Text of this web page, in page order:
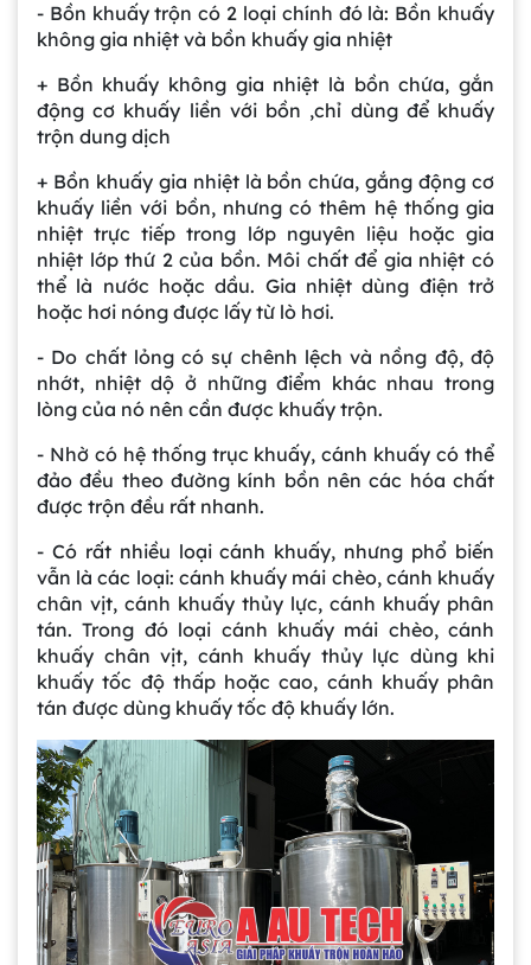
- Bồn khuấy trộn có 2 loại chính đó là: Bồn khuấy
không gia nhiệt và bồn khuấy gia nhiệt
+ Bồn khuấy không gia nhiệt là bồn chứa, gắn
động cơ khuấy liền với bồn ,chỉ dùng để khuấy
trộn dung dịch
+ Bồn khuấy gia nhiệt là bồn chứa, gắng động cơ
khuấy liền với bồn, nhưng có thêm hệ thống gia
nhiệt trực tiếp trong lớp nguyên liệu hoặc gia
nhiệt lớp thứ 2 của bồn. Môi chất để gia nhiệt có
thể là nước hoặc dầu. Gia nhiệt dùng điện trở
hoặc hơi nóng được lấy từ lò hơi.
- Do chất lỏng có sự chênh lệch và nồng độ, độ
nhớt, nhiệt dộ ở những điểm khác nhau trong
lòng của nó nên cần được khuấy trộn.
- Nhờ có hệ thống trục khuấy, cánh khuấy có thể
đảo đều theo đường kính bồn nên các hóa chất
được trộn đều rất nhanh.
- Có rất nhiều loại cánh khuấy, nhưng phổ biến
vẫn là các loại: cánh khuấy mái chèo, cánh khuấy
chân vịt, cánh khuấy thủy lực, cánh khuấy phân
tán. Trong đó loại cánh khuấy mái chèo, cánh
khuấy chân vịt, cánh khuấy thủy lực dùng khi
khuấy tốc độ thấp hoặc cao, cánh khuấy phân
tán được dùng khuấy tốc độ khuấy lớn.